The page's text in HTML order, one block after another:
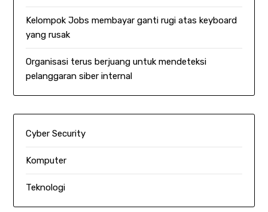
Kelompok Jobs membayar ganti rugi atas keyboard
yang rusak
Organisasi terus berjuang untuk mendeteksi
pelanggaran siber internal
Cyber Security
Komputer
Teknologi